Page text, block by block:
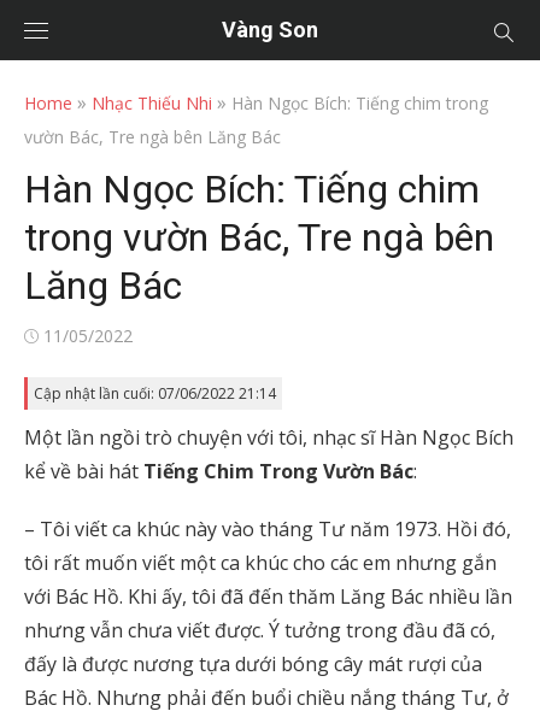
Vàng Son
Home » Nhạc Thiếu Nhi » Hàn Ngọc Bích: Tiếng chim trong
vườn Bác, Tre ngà bên Lăng Bác
Hàn Ngọc Bích: Tiếng chim
trong vườn Bác, Tre ngà bên
Lăng Bác
Posted
11/05/2022
Cập nhật lần cuối: 07/06/2022 21:14
Một lần ngồi trò chuyện với tôi, nhạc sĩ Hàn Ngọc Bích
kể về bài hát Tiếng Chim Trong Vườn Bác:
– Tôi viết ca khúc này vào tháng Tư năm 1973. Hồi đó,
tôi rất muốn viết một ca khúc cho các em nhưng gắn
với Bác Hồ. Khi ấy, tôi đã đến thăm Lăng Bác nhiều lần
nhưng vẫn chưa viết được. Ý tưởng trong đầu đã có,
đấy là được nương tựa dưới bóng cây mát rượi của
Bác Hồ. Nhưng phải đến buổi chiều nắng tháng Tư, ở